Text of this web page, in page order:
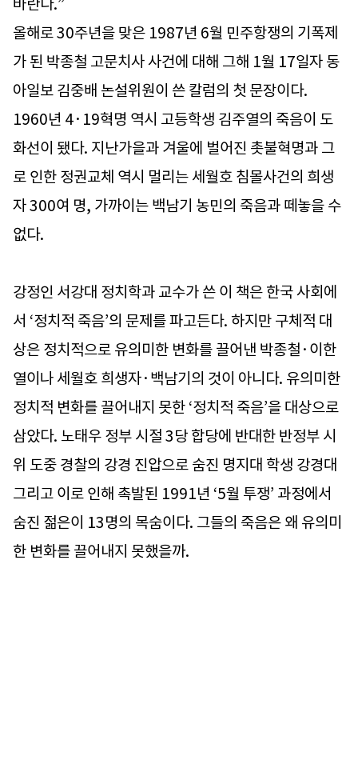
바란다.”
올해로 30주년을 맞은 1987년 6월 민주항쟁의 기폭제
가 된 박종철 고문치사 사건에 대해 그해 1월 17일자 동
아일보 김중배 논설위원이 쓴 칼럼의 첫 문장이다.
1960년 4·19혁명 역시 고등학생 김주열의 죽음이 도
화선이 됐다. 지난가을과 겨울에 벌어진 촛불혁명과 그
로 인한 정권교체 역시 멀리는 세월호 침몰사건의 희생
자 300여 명, 가까이는 백남기 농민의 죽음과 떼놓을 수
없다.
강정인 서강대 정치학과 교수가 쓴 이 책은 한국 사회에
서 ‘정치적 죽음’의 문제를 파고든다. 하지만 구체적 대
상은 정치적으로 유의미한 변화를 끌어낸 박종철·이한
열이나 세월호 희생자·백남기의 것이 아니다. 유의미한
정치적 변화를 끌어내지 못한 ‘정치적 죽음’을 대상으로
삼았다. 노태우 정부 시절 3당 합당에 반대한 반정부 시
위 도중 경찰의 강경 진압으로 숨진 명지대 학생 강경대
그리고 이로 인해 촉발된 1991년 ‘5월 투쟁’ 과정에서
숨진 젊은이 13명의 목숨이다. 그들의 죽음은 왜 유의미
한 변화를 끌어내지 못했을까.